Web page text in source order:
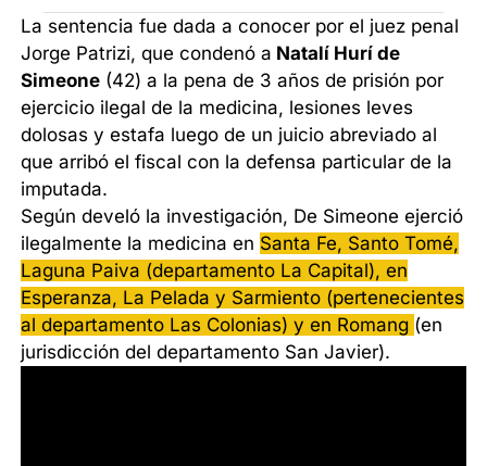
La sentencia fue dada a conocer por el juez penal
Jorge Patrizi, que condenó a Natalí Hurí de
Simeone (42) a la pena de 3 años de prisión por
ejercicio ilegal de la medicina, lesiones leves
dolosas y estafa luego de un juicio abreviado al
que arribó el fiscal con la defensa particular de la
imputada.
Según develó la investigación, De Simeone ejerció
ilegalmente la medicina en Santa Fe, Santo Tomé,
Laguna Paiva (departamento La Capital), en
Esperanza, La Pelada y Sarmiento (pertenecientes
al departamento Las Colonias) y en Romang (en
jurisdicción del departamento San Javier).